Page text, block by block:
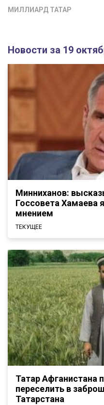
МИЛЛИАРД ТАТАР
Новости за 19
Минниханов:
Госсовета Хамаева
мнением
ТЕКУЩЕЕ
Татар Афганистана
переселить в
Татарстана